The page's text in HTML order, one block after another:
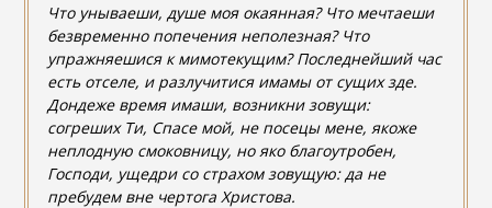
Что унываеши, душе моя окаянная? Что мечтаеши
безвременно попечения неполезная? Что
упражняешися к мимотекущим? Последнейший час
есть отселе, и разлучитися имамы от сущих зде.
Дондеже время имаши, возникни зовущи:
согреших Ти, Спасе мой, не посецы мене, якоже
неплодную смоковницу, но яко благоутробен,
Господи, ущедри со страхом зовущую: да не
пребудем вне чертога Христова.